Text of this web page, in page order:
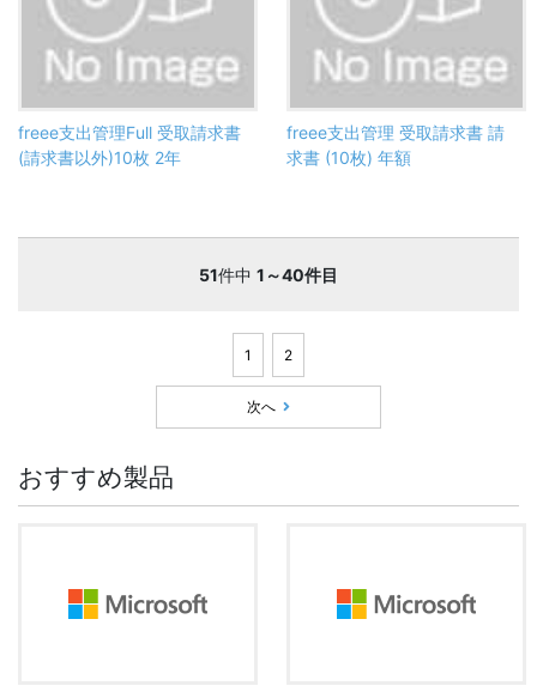
freee支出管理Full 受取請求書
(請求書以外)10枚 2年
freee支出管理 受取請求書 請
求書 (10枚) 年額
51件中 1～40件目
1 2
次へ
おすすめ製品